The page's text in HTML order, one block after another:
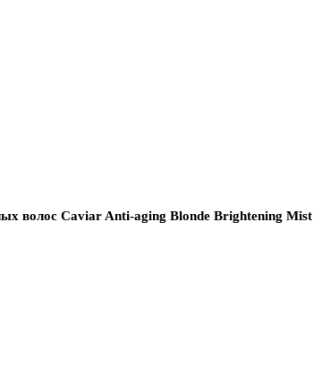
волос Caviar Anti-aging Blonde Brightening Mist